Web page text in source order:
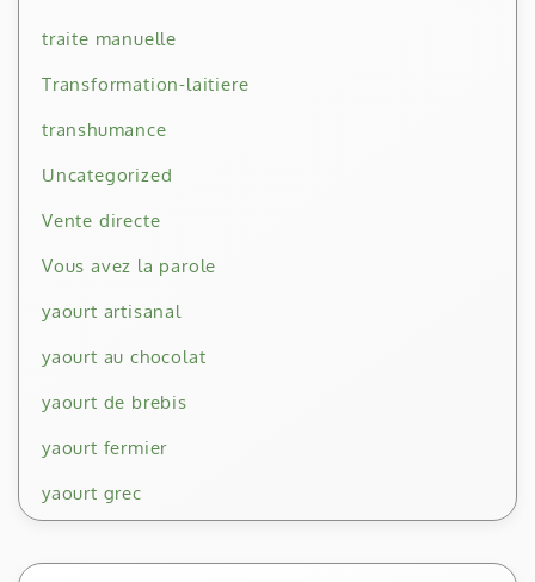
traite manuelle
Transformation-laitiere
transhumance
Uncategorized
Vente directe
Vous avez la parole
yaourt artisanal
yaourt au chocolat
yaourt de brebis
yaourt fermier
yaourt grec